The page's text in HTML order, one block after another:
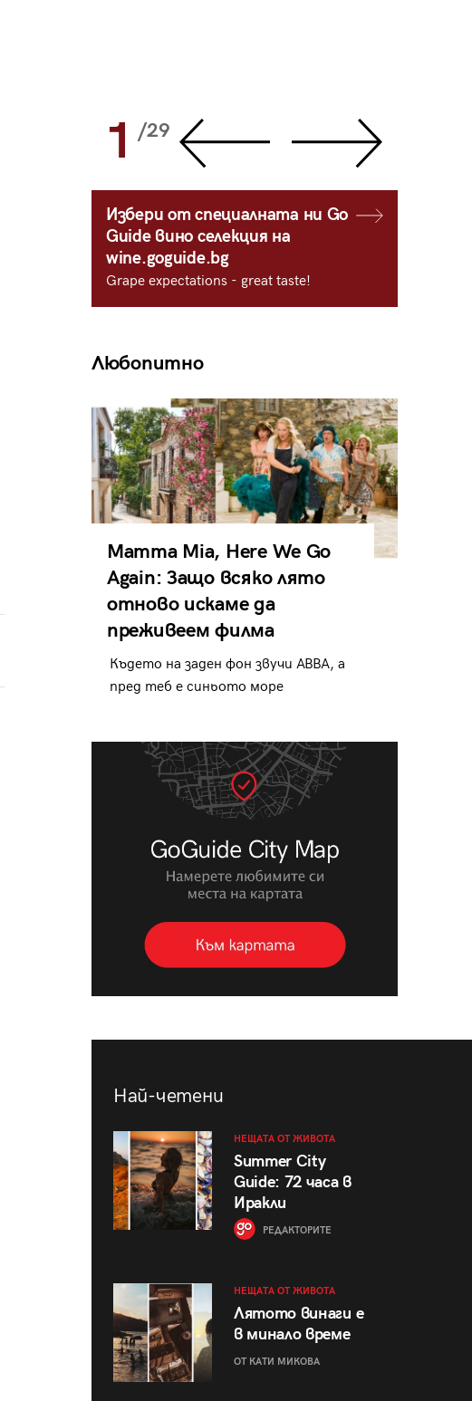
1 /29
Избери от специалната ни Go
Guide вино селекция на
wine.goguide.bg
Grape expectations - great taste!
Любопитно
Mamma Mia, Here We Go
Again: Защо всяко лято
отново искаме да
преживеем филма
Където на заден фон звучи ABBA, а
пред теб е синьото море
Най-четени
НЕЩАТА ОТ ЖИВОТА
Summer City
Guide: 72 часа в
Иракли
РЕДАКТОРИТЕ
НЕЩАТА ОТ ЖИВОТА
Лятото винаги е
в минало време
ОТ КАТИ МИКОВА